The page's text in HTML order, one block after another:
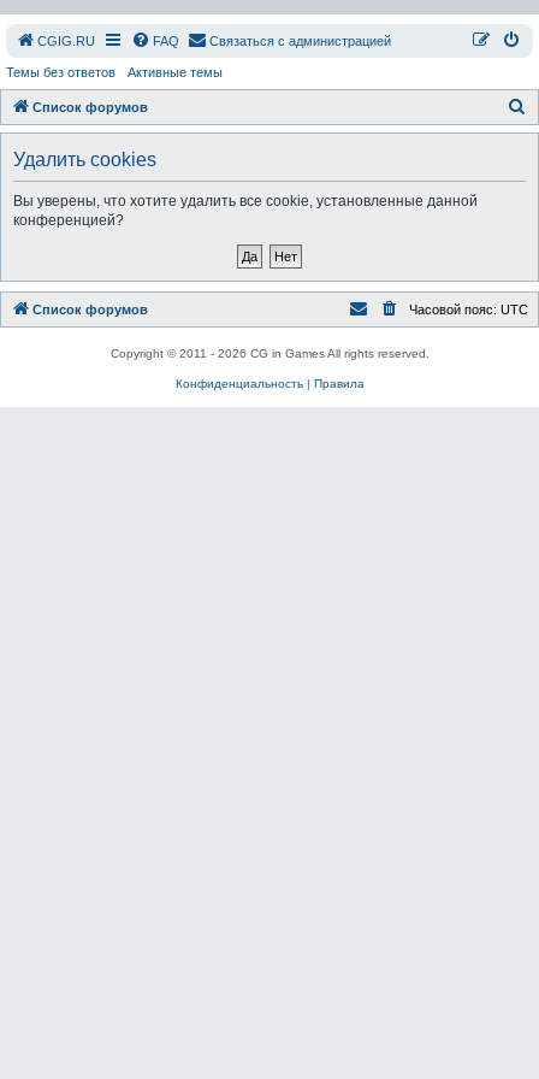
СGIG.RU FAQ Связаться с администрацией
Темы без ответов Активные темы
Список форумов
о
Удалить cookies
Вы уверены, что хотите удалить все cookie, установленные данной
конференцией?
Список форумов Часовой пояс: UTC
Copyright © 2011 - 2026 CG in Games All rights reserved.
Конфиденциальность| Правила